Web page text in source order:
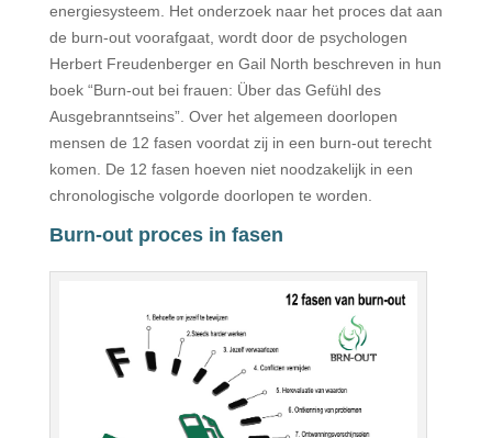
energiesysteem. Het onderzoek naar het proces dat aan
de burn-out voorafgaat, wordt door de psychologen
Herbert Freudenberger en Gail North beschreven in hun
boek “Burn-out bei frauen: Über das Gefühl des
Ausgebranntseins”. Over het algemeen doorlopen
mensen de 12 fasen voordat zij in een burn-out terecht
komen. De 12 fasen hoeven niet noodzakelijk in een
chronologische volgorde doorlopen te worden.
Burn-out proces in fasen